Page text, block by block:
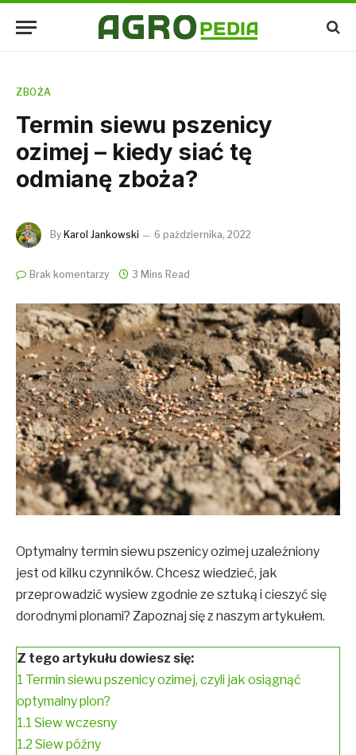
ZBOŻA
Termin siewu pszenicy
ozimej – kiedy siać tę
odmianę zboża?
By Karol Jankowski 6 października, 2022
Brak komentarzy 3 Mins Read
Optymalny termin siewu pszenicy ozimej uzależniony
jest od kilku czynników. Chcesz wiedzieć, jak
przeprowadzić wysiew zgodnie ze sztuką i cieszyć się
dorodnymi plonami? Zapoznaj się z naszym artykułem.
Z tego artykułu dowiesz się:
1 Termin siewu pszenicy ozimej, czyli jak osiągnąć
optymalny plon?
1.1 Siew wczesny
1.2 Siew późny